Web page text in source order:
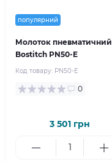
популярний
Молоток пневматичний
Bostitch PN50-E
Код товару: PN50-E
0
3 501 грн